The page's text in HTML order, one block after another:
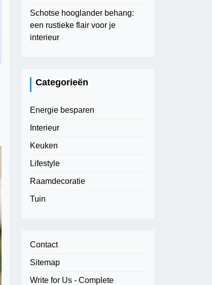
Schotse hooglander behang:
een rustieke flair voor je
interieur
Categorieën
Energie besparen
Interieur
Keuken
Lifestyle
Raamdecoratie
Tuin
Contact
Sitemap
Write for Us - Complete